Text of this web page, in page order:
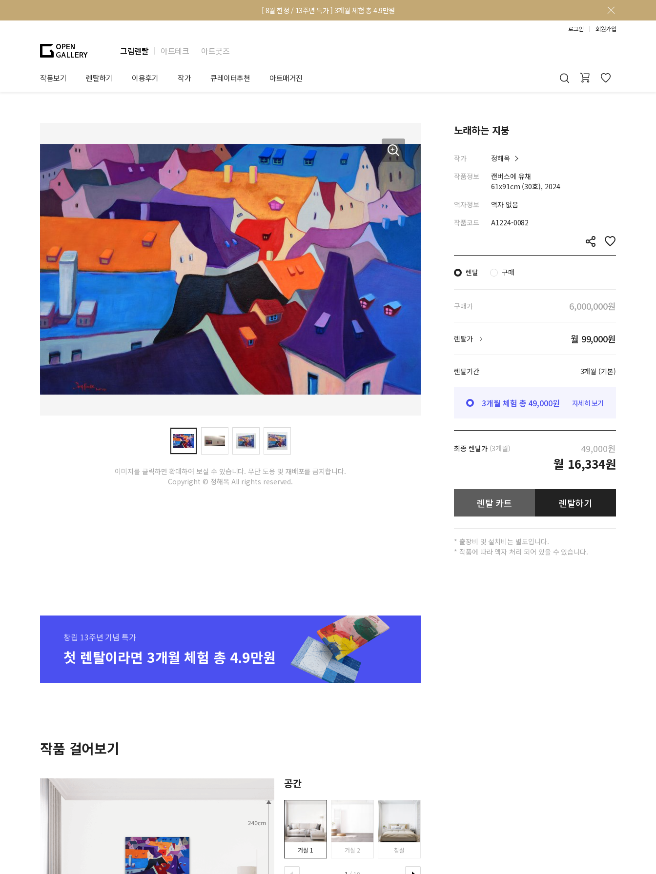
[ 8월 한정 / 13주년 특가 ] 3개월 체험 총 4.9만원
로그인 회원가입
그림렌탈 아트테크 아트굿즈
작품보기 렌탈하기
기프트카드
이용후기
셀럽 인터뷰
작가 큐레이터추천
그림인테리어 Tip
테마별 추천
아트매거진
아트 딕셔너리
이미지를 클릭하면 확대하여 보실 수 있습니다. 무단 도용 및 재배포를 금지합니다.
Copyright © 정해옥 All rights reserved.
노래하는 지붕
작가
정해옥
작품정보
캔버스에 유채
61x91cm (30호), 2024
액자정보
액자 없음
작품코드
A1224-0082
렌탈 구매
구매가 6,000,000원
렌탈가 월 99,000원
렌탈기간 3개월 (기본)
3개월 체험 총 49,000원 자세히 보기
최종 렌탈가(3개월) 49,000원
월 16,334원
렌탈 카트 렌탈하기
* 출장비 및 설치비는 별도입니다.
* 작품에 따라 액자 처리 되어 있을 수 있습니다.
창립 13주년 기념 특가
첫 렌탈이라면 3개월 체험 총 4.9만원
작품 걸어보기
공간
거실 1 거실 2 침실